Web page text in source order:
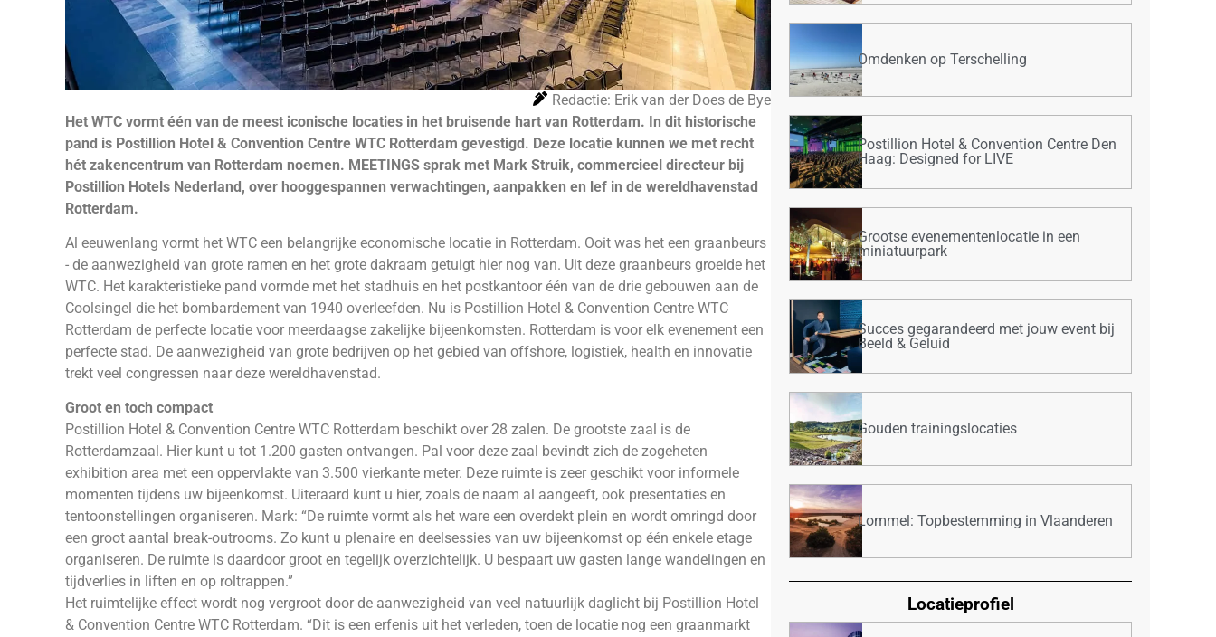
Redactie: Erik van der Does de Bye
Het WTC vormt één van de meest iconische locaties in het bruisende hart van Rotterdam. In dit historische
pand is Postillion Hotel & Convention Centre WTC Rotterdam gevestigd. Deze locatie kunnen we met recht
hét zakencentrum van Rotterdam noemen. MEETINGS sprak met Mark Struik, commercieel directeur bij
Postillion Hotels Nederland, over hooggespannen verwachtingen, aanpakken en lef in de wereldhavenstad
Rotterdam.
Al eeuwenlang vormt het WTC een belangrijke economische locatie in Rotterdam. Ooit was het een graanbeurs
- de aanwezigheid van grote ramen en het grote dakraam getuigt hier nog van. Uit deze graanbeurs groeide het
WTC. Het karakteristieke pand vormde met het stadhuis en het postkantoor één van de drie gebouwen aan de
Coolsingel die het bombardement van 1940 overleefden. Nu is Postillion Hotel & Convention Centre WTC
Rotterdam de perfecte locatie voor meerdaagse zakelijke bijeenkomsten. Rotterdam is voor elk evenement een
perfecte stad. De aanwezigheid van grote bedrijven op het gebied van offshore, logistiek, health en innovatie
trekt veel congressen naar deze wereldhavenstad.
Groot en toch compact
Postillion Hotel & Convention Centre WTC Rotterdam beschikt over 28 zalen. De grootste zaal is de
Rotterdamzaal. Hier kunt u tot 1.200 gasten ontvangen. Pal voor deze zaal bevindt zich de zogeheten
exhibition area met een oppervlakte van 3.500 vierkante meter. Deze ruimte is zeer geschikt voor informele
momenten tijdens uw bijeenkomst. Uiteraard kunt u hier, zoals de naam al aangeeft, ook presentaties en
tentoonstellingen organiseren. Mark: “De ruimte vormt als het ware een overdekt plein en wordt omringd door
een groot aantal break-outrooms. Zo kunt u plenaire en deelsessies van uw bijeenkomst op één enkele etage
organiseren. De ruimte is daardoor groot en tegelijk overzichtelijk. U bespaart uw gasten lange wandelingen en
tijdverlies in liften en op roltrappen.”
Het ruimtelijke effect wordt nog vergroot door de aanwezigheid van veel natuurlijk daglicht bij Postillion Hotel
& Convention Centre WTC Rotterdam. “Dit is een erfenis uit het verleden, toen de locatie nog een graanmarkt
Omdenken op Terschelling
Postillion Hotel & Convention Centre Den
Haag: Designed for LIVE
Grootse evenementenlocatie in een
miniatuurpark
Succes gegarandeerd met jouw event bij
Beeld & Geluid
Gouden trainingslocaties
Lommel: Topbestemming in Vlaanderen
Locatieprofiel